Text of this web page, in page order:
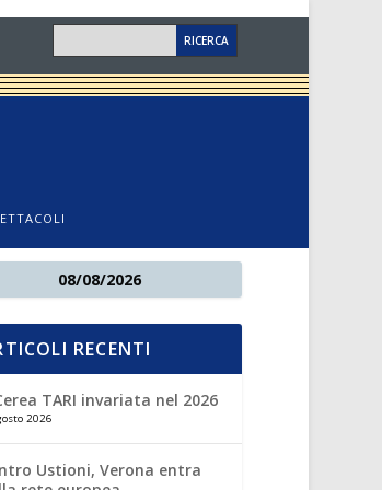
08/08/2026
RECENTI
TARI invariata nel 2026
2026
Ustioni, Verona entra